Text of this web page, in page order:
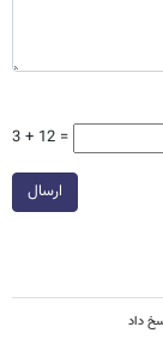
3 + 12 =
ارسال
داد